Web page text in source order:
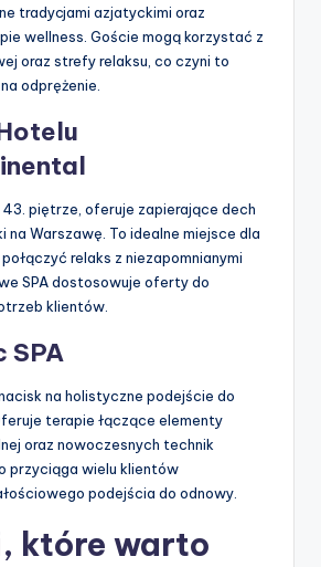
tradycjami azjatyckimi oraz
wellness. Goście mogą korzystać z
oraz strefy relaksu, co czyni to
odprężenie.
43. piętrze, oferuje zapierające dech
na Warszawę. To idealne miejsce dla
relaks z niezapomnianymi
SPA dostosowuje oferty do
klientów.
SPA
na holistyczne podejście do
terapie łączące elementy
oraz nowoczesnych technik
przyciąga wielu klientów
podejścia do odnowy.
które warto